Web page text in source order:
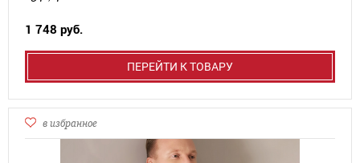
1 748 руб.
ПЕРЕЙТИ К ТОВАРУ
в избранное